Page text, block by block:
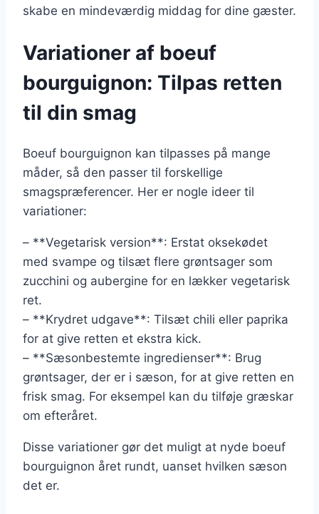
skabe en mindeværdig middag for dine gæster.
Variationer af boeuf
bourguignon: Tilpas retten
til din smag
Boeuf bourguignon kan tilpasses på mange
måder, så den passer til forskellige
smagspræferencer. Her er nogle ideer til
variationer:
– **Vegetarisk version**: Erstat oksekødet
med svampe og tilsæt flere grøntsager som
zucchini og aubergine for en lækker vegetarisk
ret.
– **Krydret udgave**: Tilsæt chili eller paprika
for at give retten et ekstra kick.
– **Sæsonbestemte ingredienser**: Brug
grøntsager, der er i sæson, for at give retten en
frisk smag. For eksempel kan du tilføje græskar
om efteråret.
Disse variationer gør det muligt at nyde boeuf
bourguignon året rundt, uanset hvilken sæson
det er.